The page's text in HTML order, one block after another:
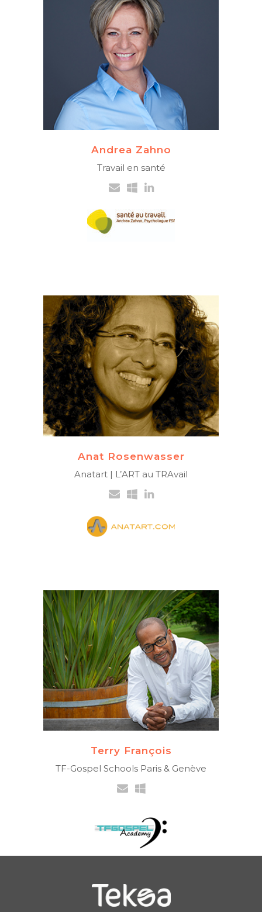
SUISSE ALLEMANDE
Psychologue coach
Conseillère de la
fondation Promotion
Santé
Animatrice d’ateliers
+41 78 746 98 18
Andrea Zahno
Travail en santé
ISRAÉLIENNE ET SUISSE
Artiste-coach
Ateliers interactifs en
entreprise utilisant
l’expression picturale
+41 79 507 66 21
Anat Rosenwasser
Anatart | L’ART au TRAvail
FRANCE-ANTILLES
Artiste-coach
Animation d’ateliers de
chant pour la cohésion
des équipes
(4ème voix du Golden
Gate Quartet)
+41 79 901 41 02
Terry François
TF-Gospel Schools Paris & Genève